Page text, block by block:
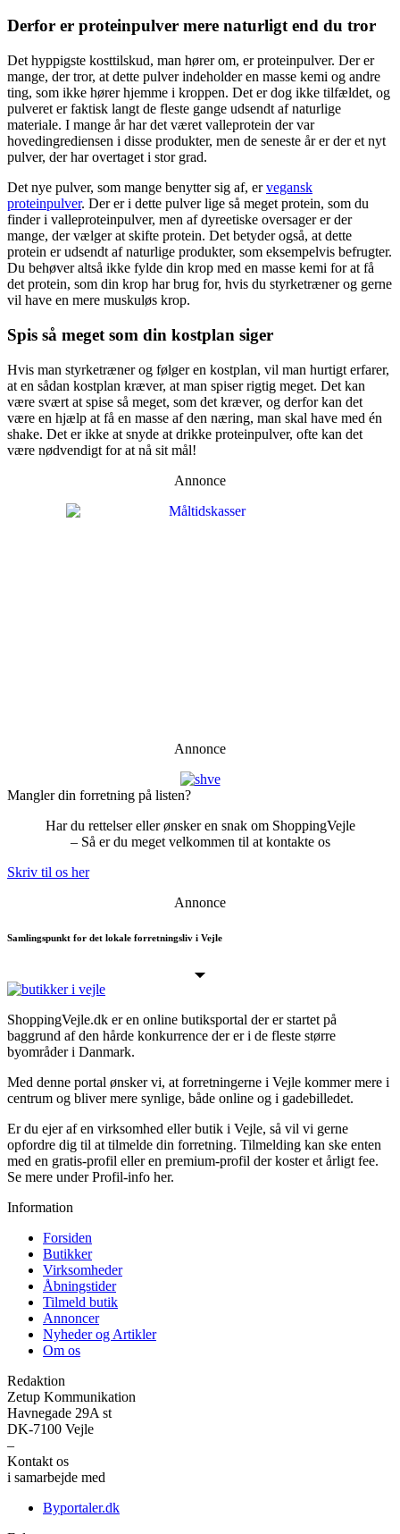
Derfor er proteinpulver mere naturligt end du tror
Det hyppigste kosttilskud, man hører om, er proteinpulver. Der er
mange, der tror, at dette pulver indeholder en masse kemi og andre
ting, som ikke hører hjemme i kroppen. Det er dog ikke tilfældet, og
pulveret er faktisk langt de fleste gange udsendt af naturlige
materiale. I mange år har det været valleprotein der var
hovedingrediensen i disse produkter, men de seneste år er der et nyt
pulver, der har overtaget i stor grad.
Det nye pulver, som mange benytter sig af, ervegansk
proteinpulver. Der er i dette pulver lige så meget protein, som du
finder i valleproteinpulver, men af dyreetiske oversager er der
mange, der vælger at skifte protein. Det betyder også, at dette
protein er udsendt af naturlige produkter, som eksempelvis befrugter.
Du behøver altså ikke fylde din krop med en masse kemi for at få
det protein, som din krop har brug for, hvis du styrketræner og gerne
vil have en mere muskuløs krop.
Spis så meget som din kostplan siger
Hvis man styrketræner og følger en kostplan, vil man hurtigt erfarer,
at en sådan kostplan kræver, at man spiser rigtig meget. Det kan
være svært at spise så meget, som det kræver, og derfor kan det
være en hjælp at få en masse af den næring, man skal have med én
shake. Det er ikke at snyde at drikke proteinpulver, ofte kan det
være nødvendigt for at nå sit mål!
Annonce
Annonce
Mangler din forretning på listen?
Har du rettelser eller ønsker en snak om ShoppingVejle
– Så er du meget velkommen til at kontakte os
Skriv til os her
Annonce
Samlingspunkt for det lokale forretningsliv i Vejle
ShoppingVejle.dk er en online butiks­portal der er startet på
baggrund af den hårde konkurrence der er i de fleste større
byområder i Danmark.
Med denne portal ønsker vi, at forretningerne i Vejle kommer mere i
centrum og bliver mere synlige, både online og i gadebilledet.
Er du ejer af en virksomhed eller butik i Vejle, så vil vi gerne
opfordre dig til at tilmelde din forretning. Tilmelding kan ske enten
med en gratis-profil eller en premium-profil der koster et årligt fee.
Se mere under Profil-info her.
Information
Forsiden
Butikker
Virksomheder
Åbningstider
Tilmeld butik
Annoncer
Nyheder og Artikler
Om os
Redaktion
Zetup Kommunikation
Havnegade 29A st
DK-7100 Vejle
–
Kontakt os
i samarbejde med
Byportaler.dk